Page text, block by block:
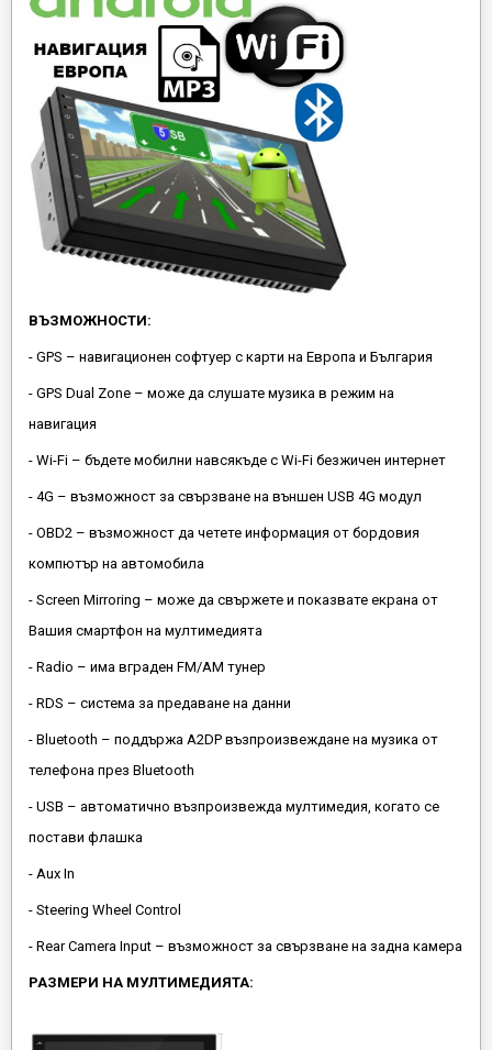
ВЪЗМОЖНОСТИ:
- GPS – навигационен софтуер с карти на Европа и България
- GPS Dual Zone – може да слушате музика в режим на
навигация
- Wi-Fi – бъдете мобилни навсякъде с Wi-Fi безжичен интернет
- 4G – възможност за свързване на външен USB 4G модул
- OBD2 – възможност да четете информация от бордовия
компютър на автомобила
- Screen Mirroring – може да свържете и показвате екрана от
Вашия смартфон на мултимедията
- Radio – има вграден FM/AM тунер
- RDS – система за предаване на данни
- Bluetooth – поддържа A2DP възпроизвеждане на музика от
телефона през Bluetooth
- USB – автоматично възпроизвежда мултимедия, когато се
постави флашка
- Aux In
- Steering Wheel Control
- Rear Camera Input – възможност за свързване на задна камера
РАЗМЕРИ НА МУЛТИМЕДИЯТА: